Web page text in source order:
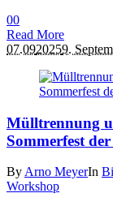
00
Read More
07.0920259.
Mülltrennung
Sommerfest
By Arno MeyerIn
Workshop